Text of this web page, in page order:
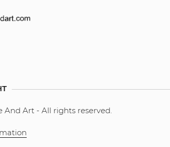
And Art - All rights reserved.